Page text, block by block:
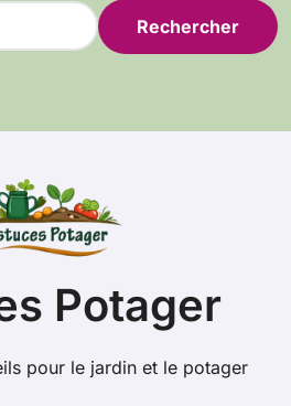
Potager
pour le jardin et le potager